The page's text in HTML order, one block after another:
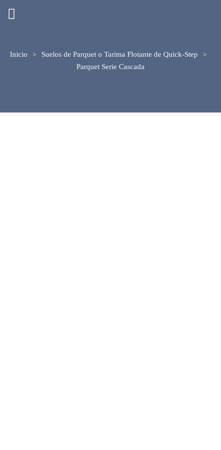
Inicio
Suelos de Parquet o Tarima Flotante de Quick-Step
Parquet Serie Cascada